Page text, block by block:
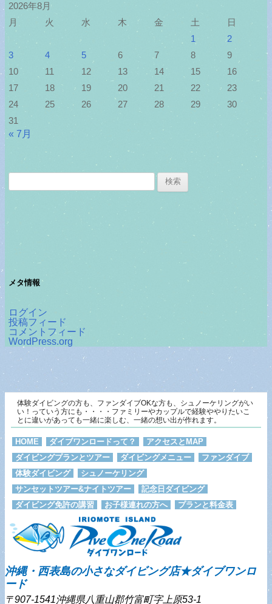
2026年8月
月
火 水 木 金 土
日
1
2
3
4 5 6 7 8
9
10
11 12 13 14 15
16
17
18 19 20 21 22
23
24
25 26 27 28 29
30
31
« 7月
メタ情報
ログイン
投稿フィード
コメントフィード
WordPress.org
体験ダイビングの方も、ファンダイブOKな方も、シュノーケリングがい
い！っていう方にも・・・・ファミリーやカップルで経験ややりたいこ
とに違いがあっても一緒に楽しむ、一緒の想い出が作れます。
HOME ダイブワンロードって？
アクセスとMAP
ダイビングプランとツアー
ダイビングメニュー
ファンダイブ
体験ダイビング
シュノーケリング
サンセットツアー&ナイトツアー
記念日ダイビング
ダイビング免許の講習
お子様連れの方へ プランと料金表
沖縄・西表島の小さなダイビング店★ダイブワンロ
ード
〒907-1541沖縄県八重山郡竹富町字上原53-1